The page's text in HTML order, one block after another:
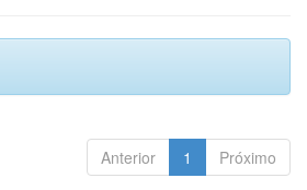
Anterior 1 Próximo